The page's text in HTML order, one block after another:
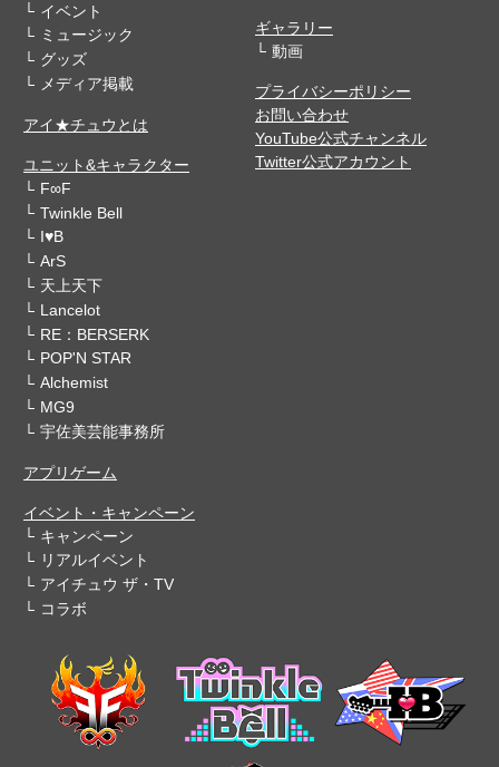
イベント
ミュージック
グッズ
メディア掲載
アイ★チュウとは
ユニット&キャラクター
F∞F
Twinkle Bell
I♥B
ArS
天上天下
Lancelot
RE：BERSERK
POP'N STAR
Alchemist
MG9
宇佐美芸能事務所
アプリゲーム
イベント・キャンペーン
キャンペーン
リアルイベント
アイチュウ ザ・TV
コラボ
ギャラリー
動画
プライバシーポリシー
お問い合わせ
YouTube公式チャンネル
Twitter公式アカウント